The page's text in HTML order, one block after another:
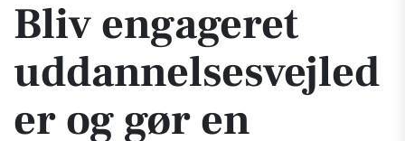
Bliv engageret
uddannelsesvejled
er og gør en